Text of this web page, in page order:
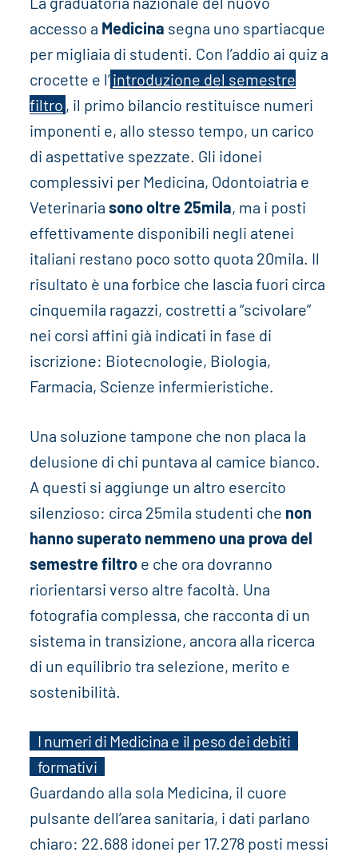
accesso a Medicina segna uno spartiacque
per migliaia di studenti. Con l’addio ai quiz a
crocette e l’introduzione del semestre
filtro , il primo bilancio restituisce numeri
imponenti e, allo stesso tempo, un carico
di aspettative spezzate. Gli idonei
complessivi per Medicina, Odontoiatria e
Veterinaria sono oltre 25mila, ma i posti
effettivamente disponibili negli atenei
italiani restano poco sotto quota 20mila. Il
risultato è una forbice che lascia fuori circa
cinquemila ragazzi, costretti a “scivolare”
nei corsi affini già indicati in fase di
iscrizione: Biotecnologie, Biologia,
Farmacia, Scienze infermieristiche.
Una soluzione tampone che non placa la
delusione di chi puntava al camice bianco.
A questi si aggiunge un altro esercito
silenzioso: circa 25mila studenti che non
hanno superato nemmeno una prova del
semestre filtroe che ora dovranno
riorientarsi verso altre facoltà. Una
fotografia complessa, che racconta di un
sistema in transizione, ancora alla ricerca
di un equilibrio tra selezione, merito e
sostenibilità.
I numeri di Medicina e il peso dei debiti
formativi
Guardando alla sola Medicina, il cuore
pulsante dell’area sanitaria, i dati parlano
chiaro: 22.688 idonei per 17.278 posti messi